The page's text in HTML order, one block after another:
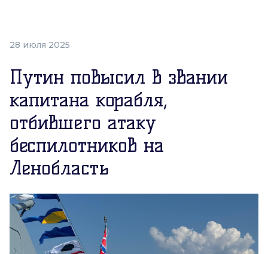
28 июля 2025
Путин повысил в звании
капитана корабля,
отбившего атаку
беспилотников на
Ленобласть